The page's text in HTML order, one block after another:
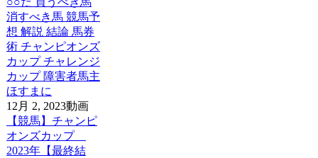
消すべき馬 競馬予
想 解説 結論 馬券
術 チャンピオンズ
カップ チャレンジ
カップ 障害者馬主
ほすまに
12月 2, 2023動画
【競馬】チャンピ
オンズカップ
2023年【最終結